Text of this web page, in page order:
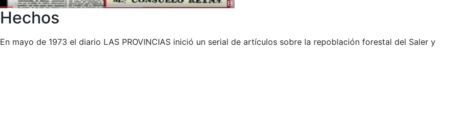
Hechos
En mayo de 1973 el diario LAS PROVINCIAS inició un serial de artículos sobre la repoblación forestal del Saler y